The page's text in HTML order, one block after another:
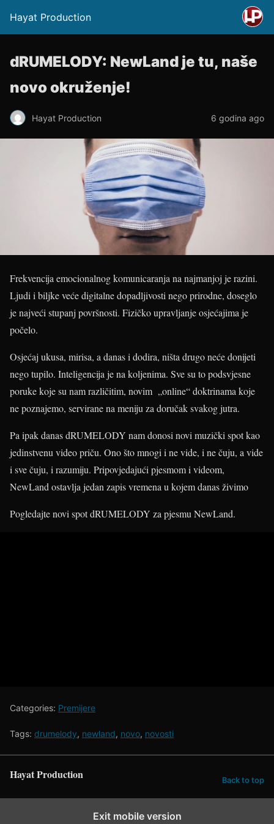
Hayat Production
dRUMELODY: NewLand je tu, naše
novo okruženje!
Hayat Production 6 godina ago
Frekvencija emocionalnog komunicaranja na najmanjoj je razini.
Ljudi i biljke veće digitalne dopadljivosti nego prirodne, doseglo
je najveći stupanj površnosti. Fizičko upravljanje osjećajima je
počelo.
Osjećaj ukusa, mirisa, a danas i dodira, ništa drugo neće donijeti
nego tupilo. Inteligencija je na koljenima. Sve su to podsvjesne
poruke koje su nam različitim, novim „online“ doktrinama koje
ne poznajemo, servirane na meniju za doručak svakog jutra.
Pa ipak danas dRUMELODY nam donosi novi muzički spot kao
jedinstvenu video priču. Ono što mnogi i ne vide, i ne čuju, a vide
i sve čuju, i razumiju. Pripovjedajući pjesmom i videom,
NewLand ostavlja jedan zapis vremena u kojem danas živimo
Pogledajte novi spot dRUMELODY za pjesmu NewLand.
Categories: Premijere
Tags: drumelody, newland, novo, novosti
Hayat Production Back to top
Exit mobile version